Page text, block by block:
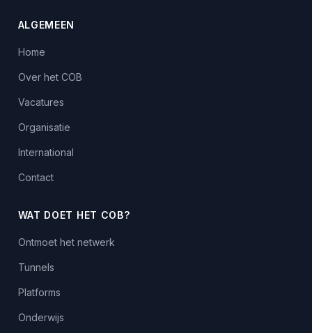
ALGEMEEN
Home
Over het COB
Vacatures
Organisatie
International
Contact
WAT DOET HET COB?
Ontmoet het netwerk
Tunnels
Platforms
Onderwijs